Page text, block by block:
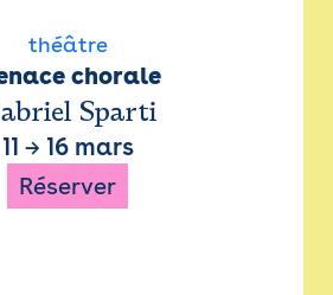
théâtre
chorale
Sparti
11 → 16 mars
Réserver